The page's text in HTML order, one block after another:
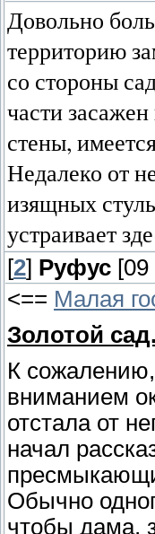
Довольно
территорию
со стороны
части
стены,
Недалеко от
изящных
устраивает
[2] Руфус
<== Малая
Золотой
К
вниманием
отстала от
начал
Обычно
чтобы дама,